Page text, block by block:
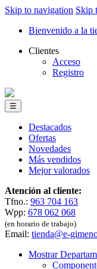
Skip to navigation Skip
Bienvenido a la
Clientes
Acceso
Registro
☰
Destacados
Ofertas
Novedades
Más vendidos
Mejor valorados
Atención al cliente:
Tfno.: 963 704 163
Wpp: 678 062 068
(en horario de trabajo)
Email: tienda@e-
Mostrar